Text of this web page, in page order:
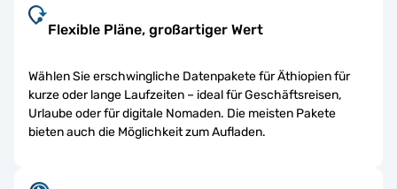
Flexible Pläne, großartiger Wert
Wählen Sie erschwingliche Datenpakete für Äthiopien für
kurze oder lange Laufzeiten – ideal für Geschäftsreisen,
Urlaube oder für digitale Nomaden. Die meisten Pakete
bieten auch die Möglichkeit zum Aufladen.